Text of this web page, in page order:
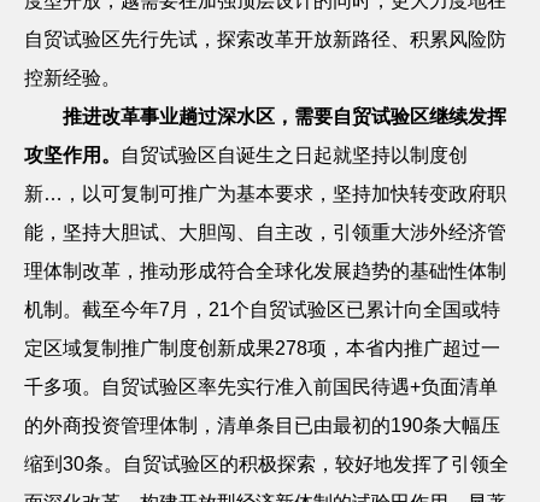
自贸试验区先行先试，探索改革开放新路径、积累风险防
控新经验。
推进改革事业趟过深水区，需要自贸试验区继续发挥
攻坚作用。
自贸试验区自诞生之日起就坚持以制度创
新…，以可复制可推广为基本要求，坚持加快转变政府职
能，坚持大胆试、大胆闯、自主改，引领重大涉外经济管
理体制改革，推动形成符合全球化发展趋势的基础性体制
机制。截至今年7 月， 21个自贸试验区已累计向全国或特
定区域复制推广制度创新成果278项，本省内推广超过一
千多项。自贸试验区率先实行准入前国民待遇+负面清单
的外商投资管理体制，清单条目已由最初的190条大幅压
缩到 30条。自贸试验区的积极探索，较好地发挥了引领全